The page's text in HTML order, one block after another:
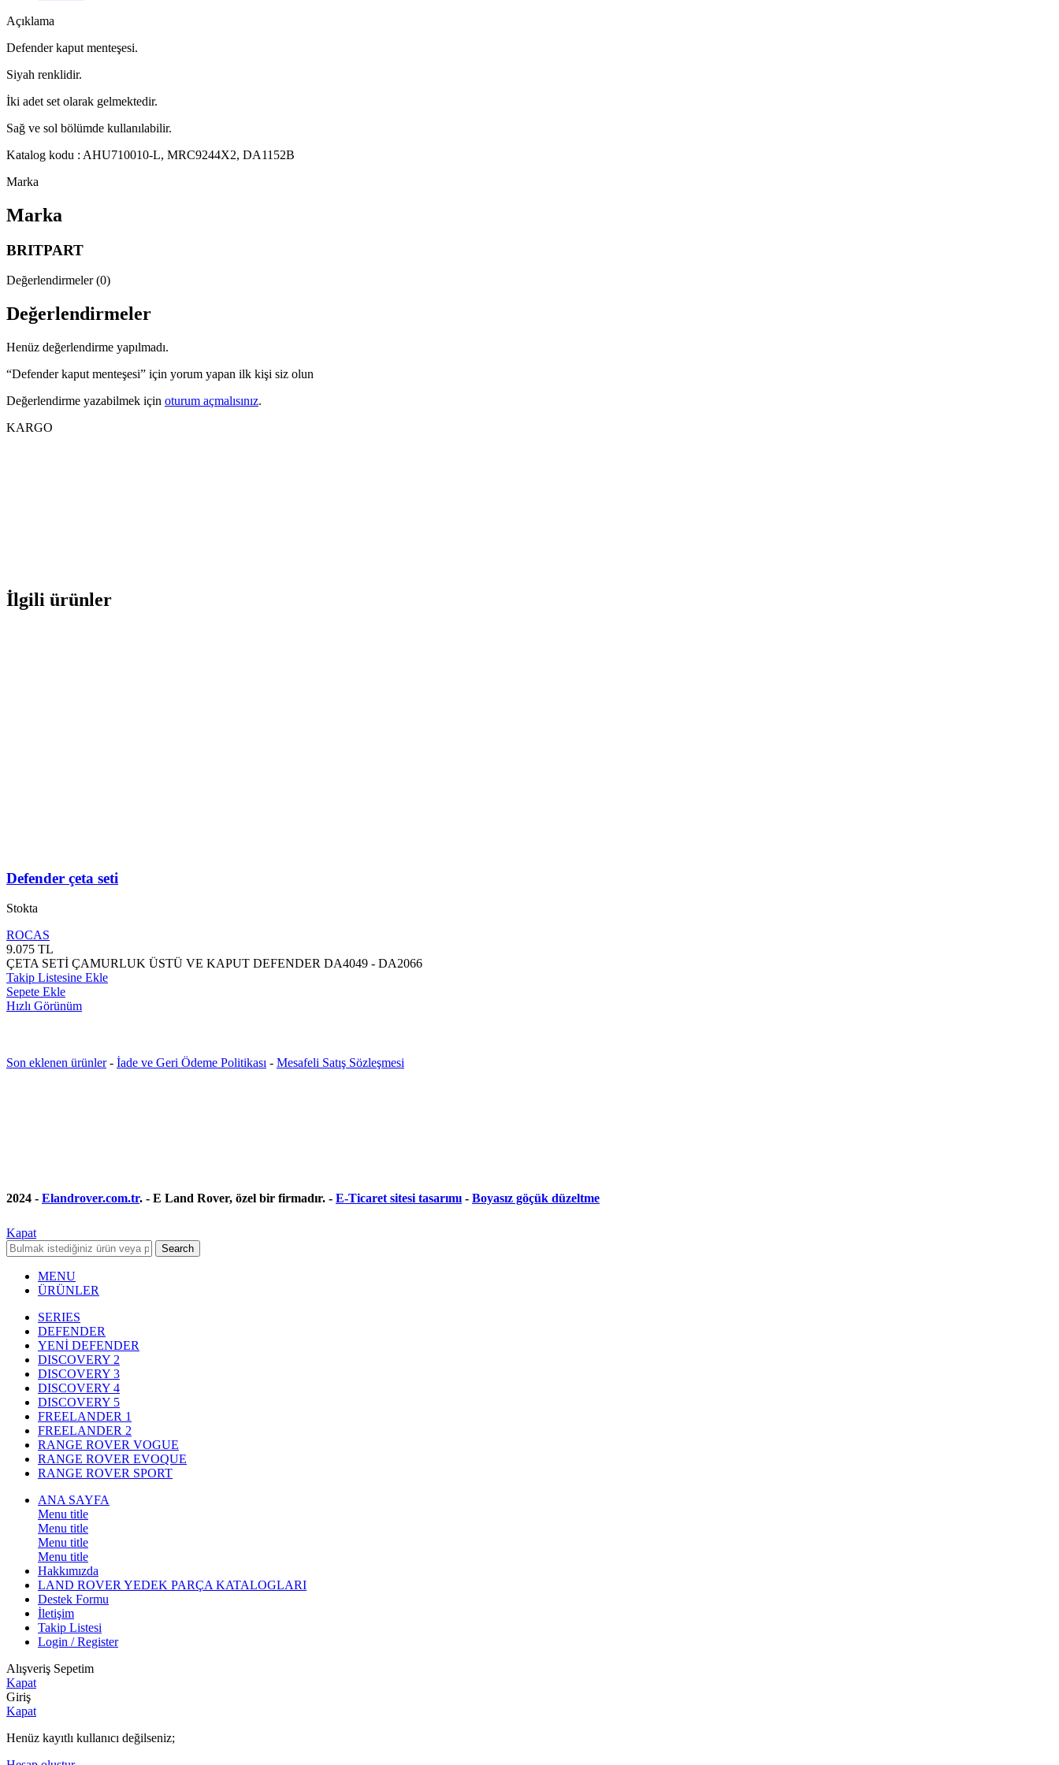
Açıklama
Defender kaput menteşesi.
Siyah renklidir.
İki adet set olarak gelmektedir.
Sağ ve sol bölümde kullanılabilir.
Katalog kodu : AHU710010-L, MRC9244X2, DA1152B
Marka
Marka
BRITPART
Değerlendirmeler (0)
Değerlendirmeler
Henüz değerlendirme yapılmadı.
“Defender kaput menteşesi” için yorum yapan ilk kişi siz olun
Değerlendirme yazabilmek için oturum açmalısınız.
KARGO
İlgili ürünler
Defender çeta seti
Stokta
ROCAS
9.075 TL
ÇETA SETİ ÇAMURLUK ÜSTÜ VE KAPUT DEFENDER DA4049 - DA2066
Takip Listesine Ekle
Sepete Ekle
Hızlı Görünüm
Son eklenen ürünler- İade ve Geri Ödeme Politikası - Mesafeli Satış Sözleşmesi
2024 - Elandrover.com.tr. - E Land Rover, özel bir firmadır. - E-Ticaret sitesi tasarımı- Boyasız göçük düzeltme
Kapat
Search
MENU
ÜRÜNLER
SERIES
DEFENDER
YENİ DEFENDER
DISCOVERY 2
DISCOVERY 3
DISCOVERY 4
DISCOVERY 5
FREELANDER 1
FREELANDER 2
RANGE ROVER VOGUE
RANGE ROVER EVOQUE
RANGE ROVER SPORT
ANA SAYFA
Menu title
Menu title
Menu title
Menu title
Hakkımızda
LAND ROVER YEDEK PARÇA KATALOGLARI
Destek Formu
İletişim
Takip Listesi
Login / Register
Alışveriş Sepetim
Kapat
Giriş
Kapat
Henüz kayıtlı kullanıcı değilseniz;